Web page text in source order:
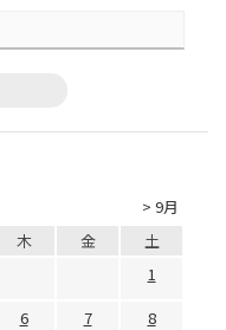
> 9月
木 金
土
1
6 7
8